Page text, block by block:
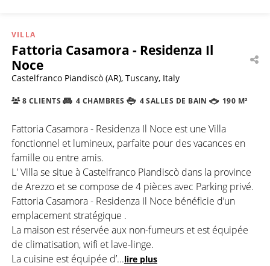
VILLA
Fattoria Casamora - Residenza Il
Noce
Castelfranco Piandiscò (AR), Tuscany, Italy
8 CLIENTS 4 CHAMBRES 4 SALLES DE BAIN 190 M²
Fattoria Casamora - Residenza Il Noce est une Villa
fonctionnel et lumineux, parfaite pour des vacances en
famille ou entre amis.
L' Villa se situe à Castelfranco Piandiscò dans la province
de Arezzo et se compose de 4 pièces avec Parking privé.
Fattoria Casamora - Residenza Il Noce bénéficie d’un
emplacement stratégique .
La maison est réservée aux non-fumeurs et est équipée
de climatisation, wifi et lave-linge.
La cuisine est équipée d’...lire plus